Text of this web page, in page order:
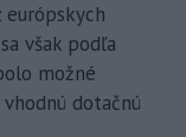
európskych
však podľa
možné
dotačnú